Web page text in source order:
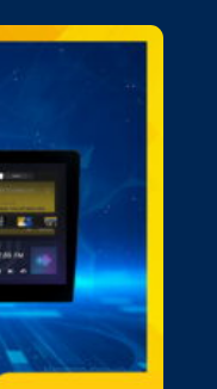
là:
17.400.000₫.